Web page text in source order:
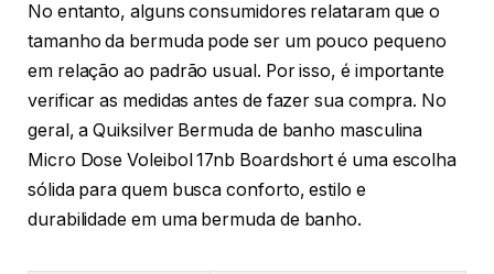
No entanto, alguns consumidores relataram que o
tamanho da bermuda pode ser um pouco pequeno
em relação ao padrão usual. Por isso, é importante
verificar as medidas antes de fazer sua compra. No
geral, a Quiksilver Bermuda de banho masculina
Micro Dose Voleibol 17nb Boardshort é uma escolha
sólida para quem busca conforto, estilo e
durabilidade em uma bermuda de banho.